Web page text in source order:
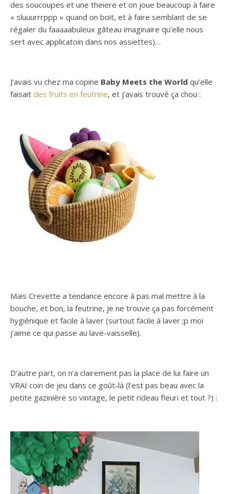
des soucoupes et une theiere et on joue beaucoup à faire
« sluuurrrppp » quand on boit, et à faire semblant de se
régaler du faaaaabuleux gâteau imaginaire qu’elle nous
sert avec applicatoin dans nos assiettes)…
J’avais vu chez ma copine Baby Meets the World qu’elle
faisait des fruits en feutrine, et j’avais trouvé ça chou :
Mais Crevette a tendance encore à pas mal mettre à la
bouche, et bon, la feutrine, je ne trouve ça pas forcément
hygiénique et facile à laver (surtout facile à laver ;p moi
j’aime ce qui passe au lave-vaisselle).
D’autre part, on n’a clairement pas la place de lui faire un
VRAI coin de jeu dans ce goût-là (l’est pas beau avec la
petite gazinière so vintage, le petit rideau fleuri et tout ?) :